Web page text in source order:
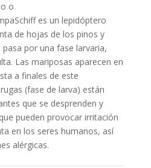
o
es un lepidóptero
de hojas de los pinos y
por una fase larvaria,
Las mariposas aparecen en
a finales de este
(fase de larva) están
que se desprenden y
pueden provocar irritación
en los seres humanos, así
alérgicas.